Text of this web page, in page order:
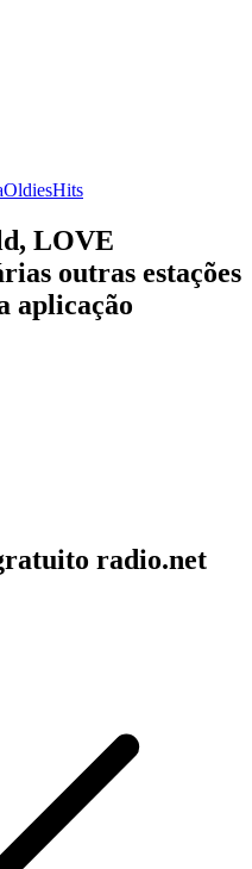
OldiesHits
LOVE
outras estações
aplicação
radio.net